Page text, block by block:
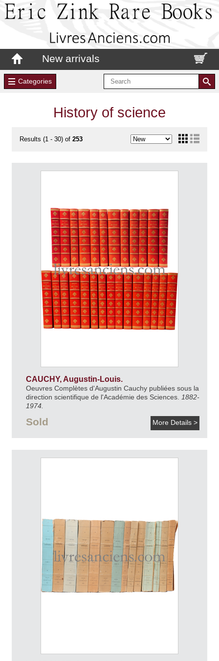
New arrivals
Categories
History of science
Results (1 - 30) of 253
CAUCHY, Augustin-Louis.
Oeuvres Complètes d'Augustin Cauchy publiées sous la
direction scientifique de l'Académie des Sciences.
1882-
1974.
Sold More Details >